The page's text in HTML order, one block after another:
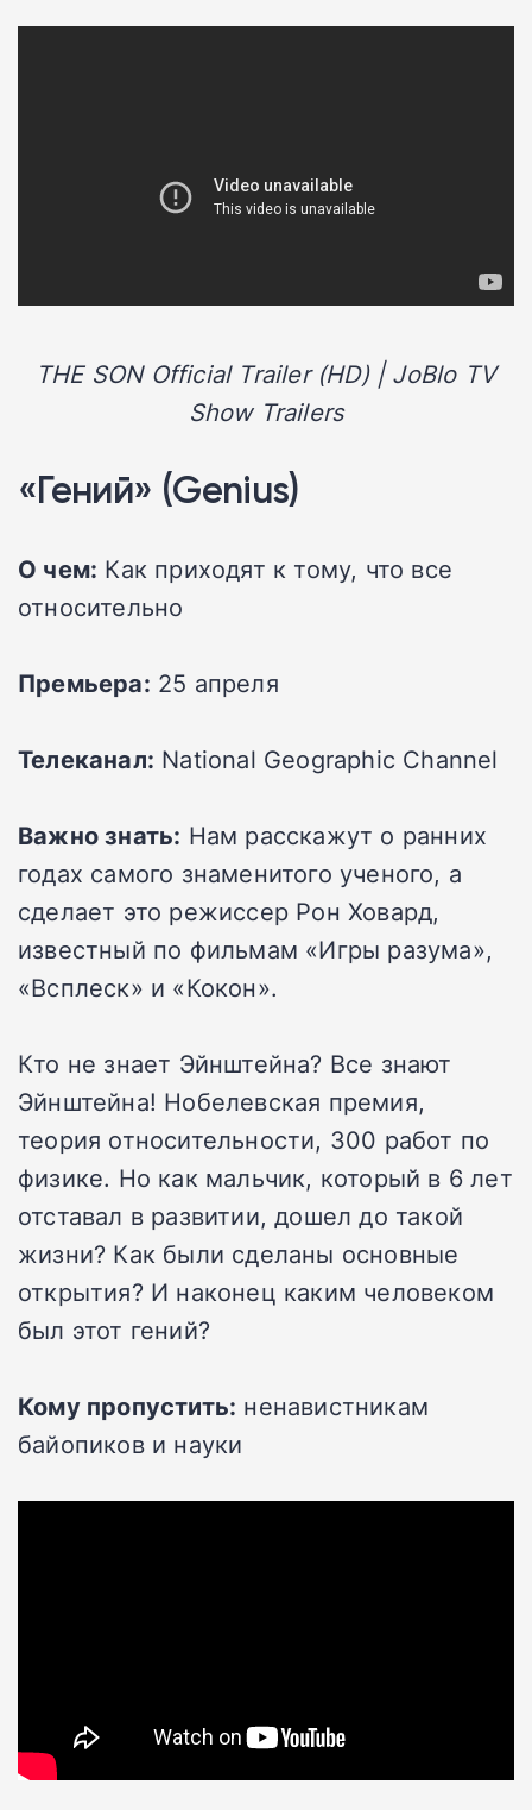
THE SON Official Trailer (HD) | JoBlo TV
Show Trailers
«Гений» (Genius)
О чем: Как приходят к тому, что все
относительно
Премьера: 25 апреля
Телеканал: National Geographic Channel
Важно знать: Нам расскажут о ранних
годах самого знаменитого ученого, а
сделает это режиссер Рон Ховард,
известный по фильмам «Игры разума»,
«Всплеск» и «Кокон».
Кто не знает Эйнштейна? Все знают
Эйнштейна! Нобелевская премия,
теория относительности, 300 работ по
физике. Но как мальчик, который в 6 лет
отставал в развитии, дошел до такой
жизни? Как были сделаны основные
открытия? И наконец каким человеком
был этот гений?
Кому пропустить: ненавистникам
байопиков и науки